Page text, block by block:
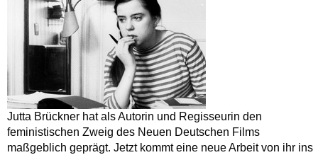
Jutta Brückner hat als Autorin und Regisseurin den
feministischen Zweig des Neuen Deutschen Films
maßgeblich geprägt. Jetzt kommt eine neue Arbeit von ihr ins